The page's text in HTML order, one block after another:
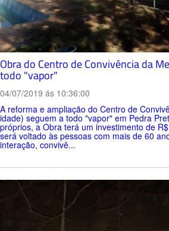
Obra do Centro de Convivência da
todo "vapor"
04/07/2019 ás 10:36:00
A reforma e ampliação do Centro de
idade) seguem a todo "vapor" em Pedra
próprios, a Obra terá um investimento de
será voltado às pessoas com mais de 60
interação, convivê...